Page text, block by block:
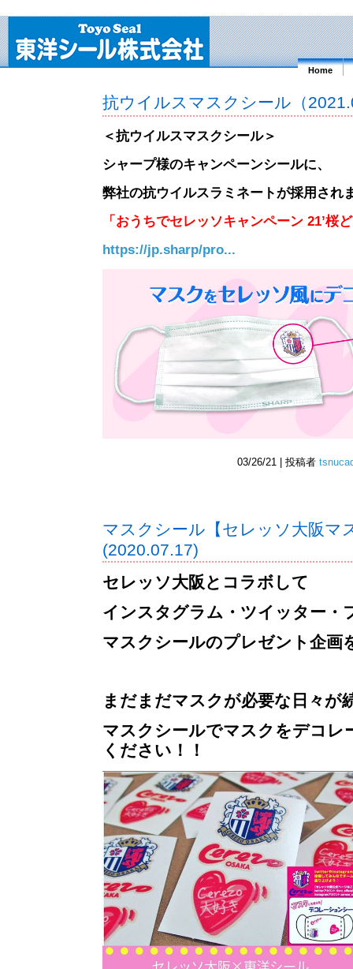
Home
抗ウイルスマスクシール（
＜抗ウイルスマスクシール＞
シャープ様のキャンペーンシールに、
弊社の抗ウイルスラミネートが採用され
「おうちでセレッソキャンペーン 21’桜
https://jp.sharp/pro...
03/26/21 | 投稿者
マスクシール【セレッソ大阪マ
(2020.07.17)
セレッソ大阪とコラボして
インスタグラム・ツイッター・
マスクシールのプレゼント企画
まだまだマスクが必要な日々が
マスクシールでマスクをデコレ
ください！！